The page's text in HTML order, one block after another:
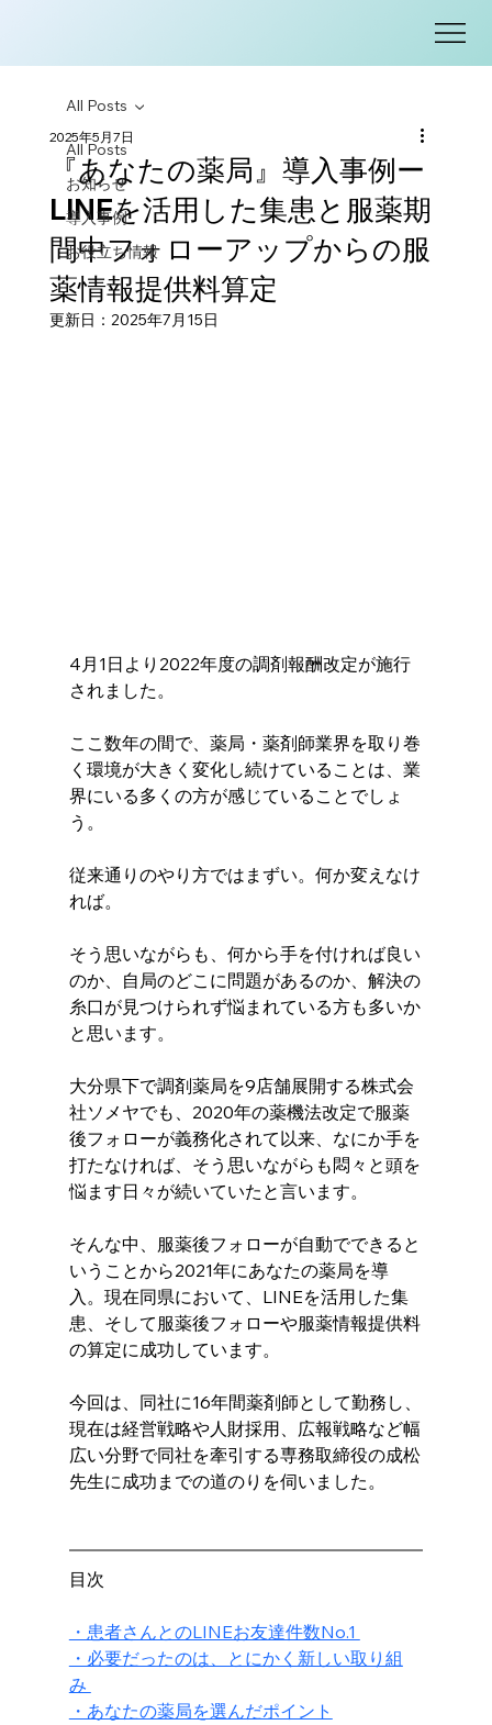
All Posts
お知らせ
導入事例
お役立ち情報
All Posts
『あなたの薬局』導入事例ー
LINEを活用した集患と服薬期
間中フォローアップからの服
薬情報提供料算定
2025年5月7日
更新日： 2025年7月15日
4月1日より2022年度の調剤報酬改定が施行
されました。
ここ数年の間で、薬局・薬剤師業界を取り巻
く環境が大きく変化し続けていることは、業
界にいる多くの方が感じていることでしょ
う。
従来通りのやり方ではまずい。何か変えなけ
れば。
そう思いながらも、何から手を付ければ良い
のか、自局のどこに問題があるのか、解決の
糸口が見つけられず悩まれている方も多いか
と思います。
大分県下で調剤薬局を9店舗展開する株式会
社ソメヤでも、2020年の薬機法改定で服薬
後フォローが義務化されて以来、なにか手を
打たなければ、そう思いながらも悶々と頭を
悩ます日々が続いていたと言います。
そんな中、服薬後フォローが自動でできると
いうことから2021年にあなたの薬局を導
入。現在同県において、LINEを活用した集
患、そして服薬後フォローや服薬情報提供料
の算定に成功しています。
今回は、同社に16年間薬剤師として勤務し、
現在は経営戦略や人財採用、広報戦略など幅
広い分野で同社を牽引する専務取締役の成松
先生に成功までの道のりを伺いました。
目次
・患者さんとのLINEお友達件数No.1
・必要だったのは、とにかく新しい取り組
み
・あなたの薬局を選んだポイント